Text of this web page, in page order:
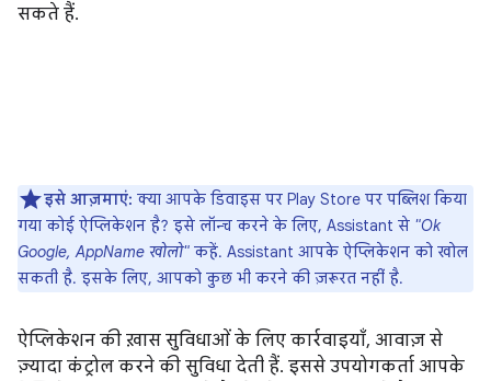
सकते हैं.
इसे आज़माएं: क्या आपके डिवाइस पर Play Store पर पब्लिश किया
गया कोई ऐप्लिकेशन है? इसे लॉन्च करने के लिए, Assistant से "Ok
Google, AppName खोलो" कहें. Assistant आपके ऐप्लिकेशन को खोल
सकती है. इसके लिए, आपको कुछ भी करने की ज़रूरत नहीं है.
ऐप्लिकेशन की ख़ास सुविधाओं के लिए कार्रवाइयाँ, आवाज़ से
ज़्यादा कंट्रोल करने की सुविधा देती हैं. इससे उपयोगकर्ता आपके